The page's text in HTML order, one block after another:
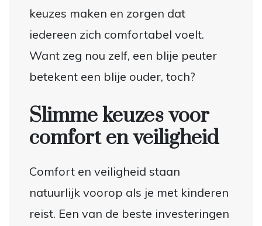
keuzes maken en zorgen dat
iedereen zich comfortabel voelt.
Want zeg nou zelf, een blije peuter
betekent een blije ouder, toch?
Slimme keuzes voor
comfort en veiligheid
Comfort en veiligheid staan
natuurlijk voorop als je met kinderen
reist. Een van de beste investeringen